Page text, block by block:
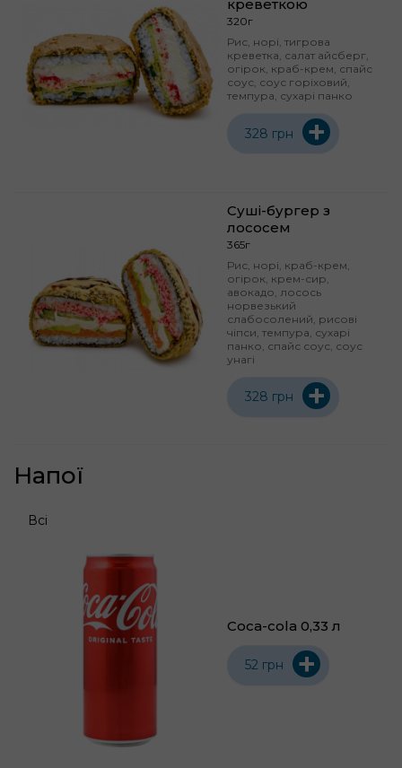
креветкою
320г
Рис, норі, тигрова
креветка, салат айсберг,
огірок, краб-крем, спайс
соус, соус горіховий,
темпура, сухарі панко
328 грн +
Суші-бургер з
лососем
365г
Рис, норі, краб-крем,
огірок, крем-сир,
авокадо, лосось
норвезький
слабосолений, рисові
чіпси, темпура, сухарі
панко, спайс соус, соус
унагі
328 грн +
Напої
Всі
Coca-cola 0,33 л
52 грн +